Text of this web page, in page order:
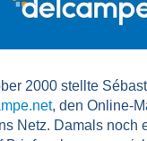
2000 stellte
, den Online-
Netz. Damals noch